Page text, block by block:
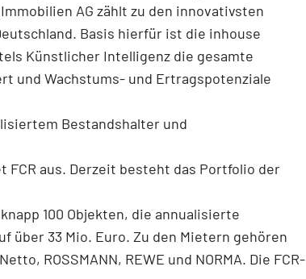
AG zählt zu den innovativsten
Basis hierfür ist die inhouse
Künstlicher Intelligenz die gesamte
und Wachstums- und Ertragspotenziale
Bestandshalter und
aus. Derzeit besteht das Portfolio der
100 Objekten, die annualisierte
über 33 Mio. Euro. Zu den Mietern gehören
ROSSMANN, REWE und NORMA. Die FCR-